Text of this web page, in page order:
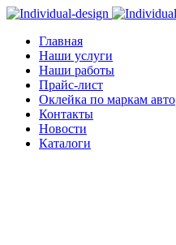
Главная
Наши услуги
Наши работы
Прайс-лист
Оклейка по маркам авто
Контакты
Новости
Каталоги